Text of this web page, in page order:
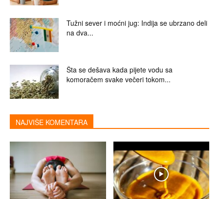
Tužni sever i moćni jug: Indija se ubrzano deli
na dva...
Šta se dešava kada pijete vodu sa
komoračem svake večeri tokom...
NAJVIŠE KOMENTARA